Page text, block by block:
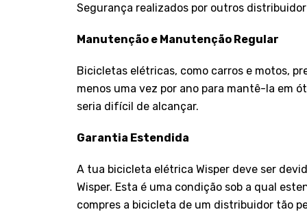
Segurança realizados por outros
Manutenção e Manutenção Regular
Bicicletas elétricas, como carros e motos,
menos uma vez por ano para mantê-la em
seria difícil de alcançar.
Garantia Estendida
A tua bicicleta elétrica Wisper deve ser
Wisper. Esta é uma condição sob a qual
compres a bicicleta de um distribuidor tão